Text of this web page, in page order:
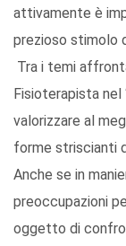
attivamente è
prezioso stimolo
Tra i temi
Fisioterapista nel
valorizzare al
forme striscianti
Anche se in
preoccupazioni
oggetto di